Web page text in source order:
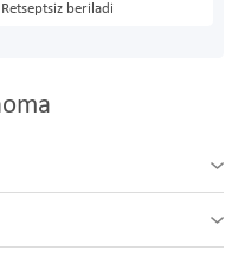
Retseptsiz beriladi